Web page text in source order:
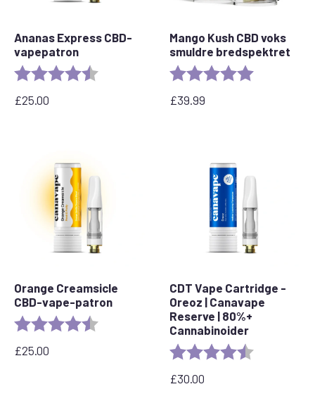
Ananas Express CBD-
vapepatron
Rating: 4.6 out of 5 stars
£25.00
Mango Kush CBD voks
smuldre bredspektret
Rating: 5.0 out of 5
£39.99
Orange Creamsicle
CBD-vape-patron
Rating: 4.2 out of 5 stars
£25.00
CDT Vape Cartridge -
Oreoz | Canavape
Reserve | 80%+
Cannabinoider
Rating: 4.4 out of 5
£30.00